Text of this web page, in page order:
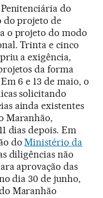
do
do projeto de
o projeto do modo
Trinta e cinco
a exigência,
da forma
6 e 13 de maio, o
solicitando
ainda existentes
Maranhão,
dias depois. Em
doMinistério da
diligências não
aprovação das
dia 30 de junho,
Maranhão